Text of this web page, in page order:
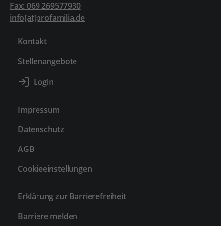
Fax: 069 269577930
info[at]profamilia.de
Kontakt
Stellenangebote
Impressum
Datenschutz
AGB
Cookieeinstellungen
Erklärung zur Barrierefreiheit
Barriere melden